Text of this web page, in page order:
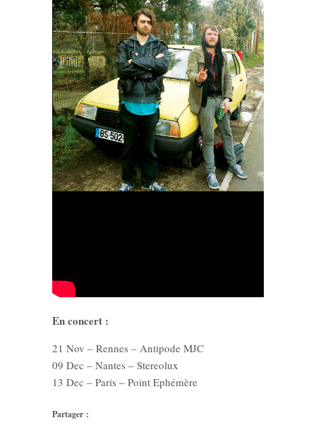
En concert :
21 Nov – Rennes – Antipode MJC
09 Dec – Nantes – Stereolux
13 Dec – Paris – Point Ephémère
Partager :